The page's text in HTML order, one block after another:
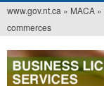
Vous
êtes
ici
www.gov.nt.ca » MACA »
commerces